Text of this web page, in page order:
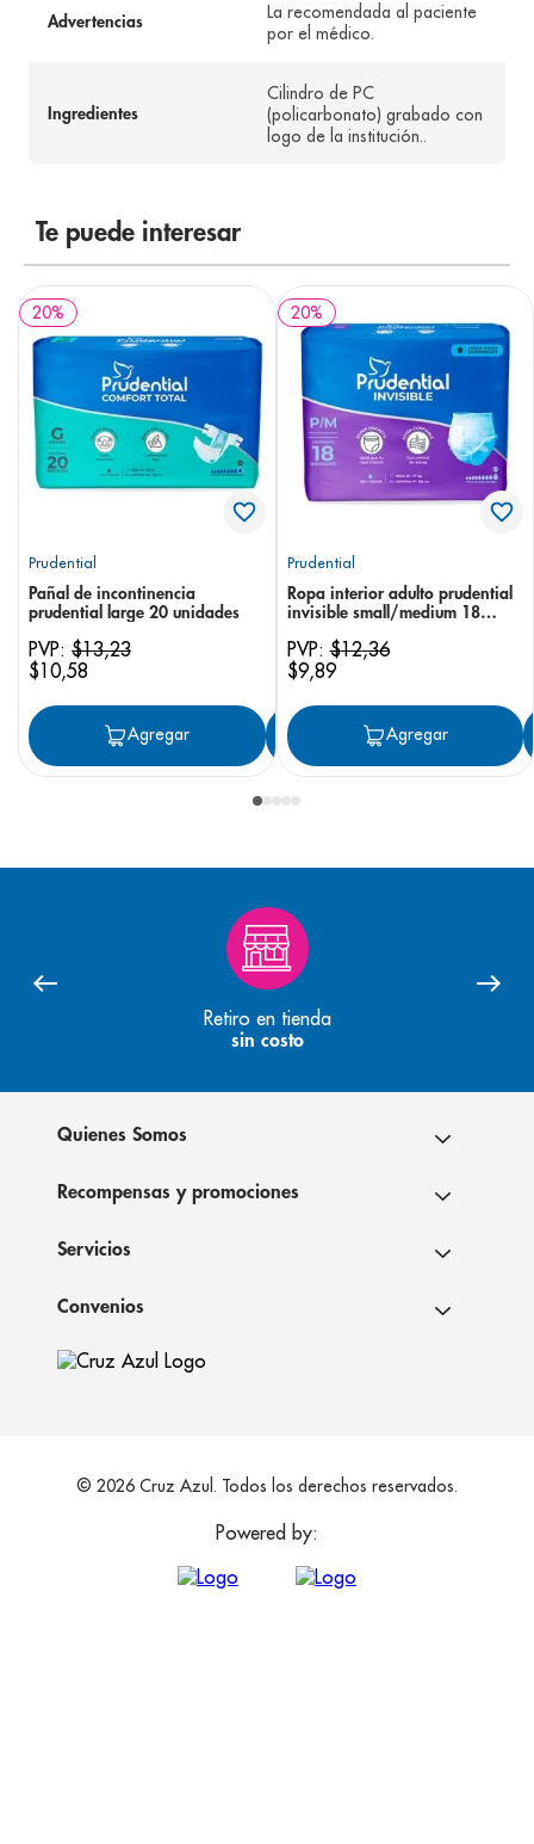
Advertencias
La recomendada al paciente
por el médico.
Ingredientes
Cilindro de PC
(policarbonato) grabado con
logo de la institución..
Te puede interesar
20%
Prudential
Pañal de incontinencia
prudential large 20 unidades
PVP: $13,23
$10,58
Agregar Agregar
20%
Prudential
Ropa interior adulto prudential
invisible small/medium 18
PVP:$12,36
$9,89
Agregar
Retiro en tienda
sin costo
Quienes Somos
Recompensas y promociones
Servicios
Convenios
© 2026 Cruz Azul. Todos los derechos reservados.
Powered by: